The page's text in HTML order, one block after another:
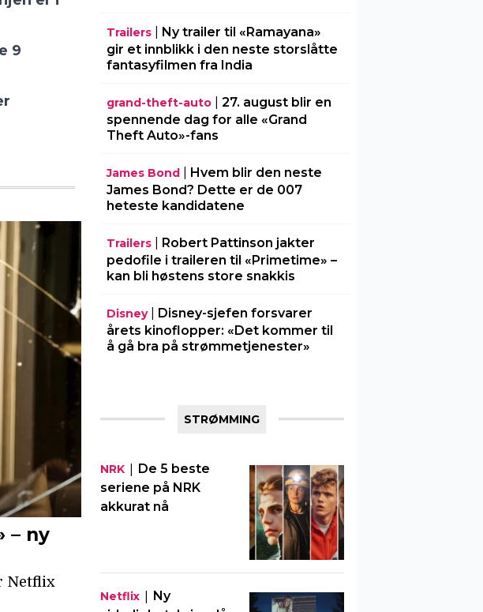
Trailers| Ny trailer til «Ramayana»
gir et innblikk i den neste storslåtte
fantasyfilmen fra India
grand-theft-auto| 27. august blir en
spennende dag for alle «Grand
Theft Auto»-fans
James Bond| Hvem blir den neste
James Bond? Dette er de 007
heteste kandidatene
Trailers| Robert Pattinson jakter
pedofile i traileren til «Primetime» –
kan bli høstens store snakkis
Disney| Disney-sjefen forsvarer
årets kinoflopper: «Det kommer til
å gå bra på strømmetjenester»
STRØMMING
NRK| De 5 beste
seriene på NRK
akkurat nå
Netflix| Ny